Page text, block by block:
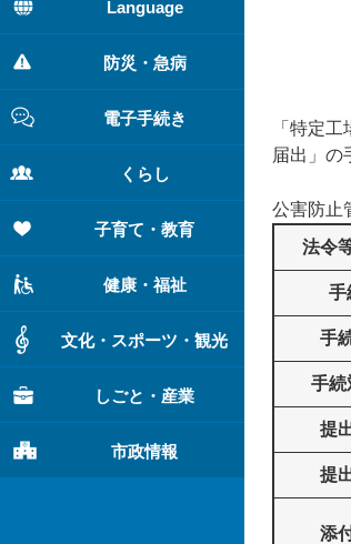
Language
防災・急病
電子手続き
くらし
子育て・教育
健康・福祉
文化・スポーツ・観光
しごと・産業
市政情報
「特定
届出」の
公害防止
法令
手
手
手続
提
提
添